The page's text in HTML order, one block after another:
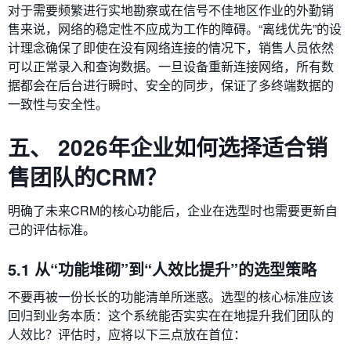
对于需要频繁进行实地勘察或在信号不佳地区作业的外勤销
售来说，网络的稳定性不应成为工作的障碍。“离线优先”的设
计理念确保了即使在没有网络连接的情况下，销售人员依然
可以正常录入和查询数据。一旦设备重新连接网络，所有数
据都会在后台进行瞬时、安全的同步，保证了多终端数据的
一致性与安全性。
五、 2026年企业如何选择适合销
售团队的CRM？
明确了未来CRM的核心功能后，企业在选型时也需要更新自
己的评估标准。
5.1 从“功能堆砌”到“人效比提升”的选型策略
不要再被一份长长的功能清单所迷惑。选型的核心标准应该
回归到业务本质：这个系统能否实实在在地提升我们团队的
人效比？评估时，应将以下三点放在首位：